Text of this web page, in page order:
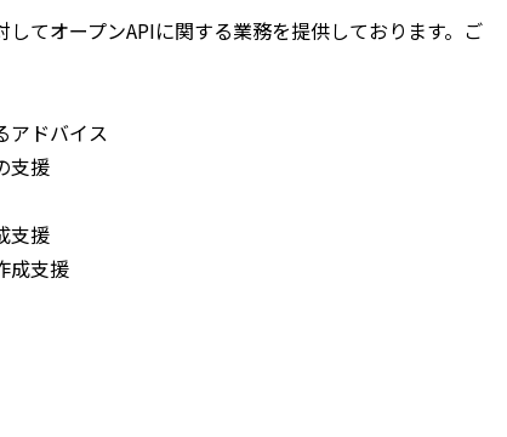
てオープンAPIに関する業務を提供しております。ご
アドバイス
支援
支援
成支援